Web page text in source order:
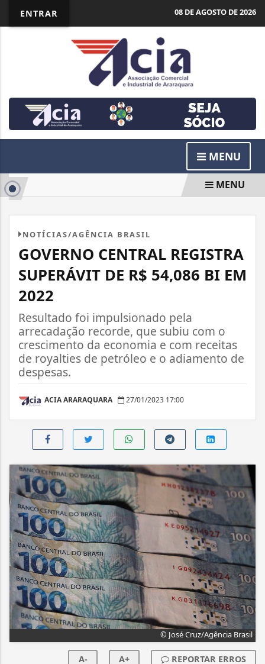
ENTRAR 08 DE AGOSTO DE 2026
MENU
MENU
NOTÍCIAS/AGÊNCIA BRASIL
GOVERNO CENTRAL REGISTRA
SUPERÁVIT DE R$ 54,086 BI EM
2022
Resultado foi impulsionado pela
arrecadação recorde, que subiu com o
crescimento da economia e com receitas
de royalties de petróleo e o adiamento de
despesas.
ACIA ARARAQUARA 27/01/2023 17:00
© José Cruz/Agência Brasil
A- A+ REPORTAR ERROS